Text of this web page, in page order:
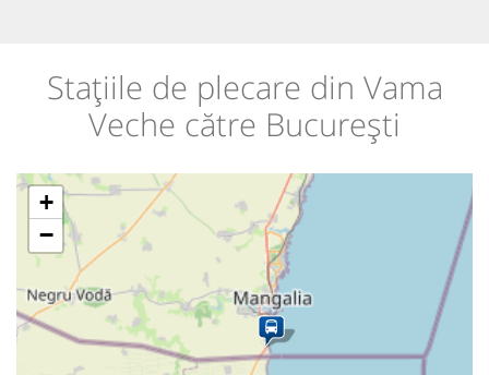
Stațiile de plecare din Vama
Veche către București
+
−